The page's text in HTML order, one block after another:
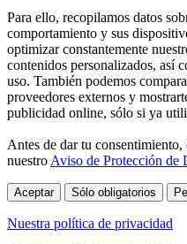
Para ello, recopilamos datos
comportamiento y sus
optimizar constantemente
contenidos personalizados, así
uso. También podemos
proveedores externos y
publicidad online, sólo si ya
Antes de dar tu
nuestro Aviso de Protección de
Aceptar Sólo obligatorios
Nuestra política de privacidad